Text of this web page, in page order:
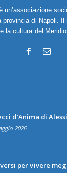
un’associazione
provincia di Napoli.
la cultura del
d’Anima di
2026
per vivere